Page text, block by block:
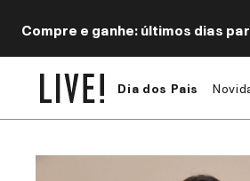
Compre e ganhe: últimos dias
Dia dos Pais